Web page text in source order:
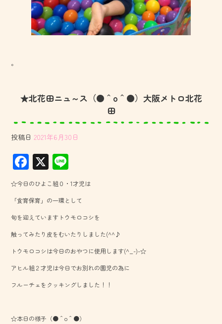
。
★北花田ニュ～ス（●＾o＾●）大阪メトロ北花
田
投稿日 2021年6月30日
F
ac
e
b
o
ok
X
ne
☆今日のひよこ組０・1才児は
「食育保育」の一環として
旬を迎えていますトウモロコシを
触ってみたり皮をむいたりしました(^^♪
トウモロコシは今日のおやつに使用します(^_-)-☆
アヒル組２才児は今日でお別れの園児の為に
フルーチェをクッキングしました！！
☆本日の様子（●＾o＾●）